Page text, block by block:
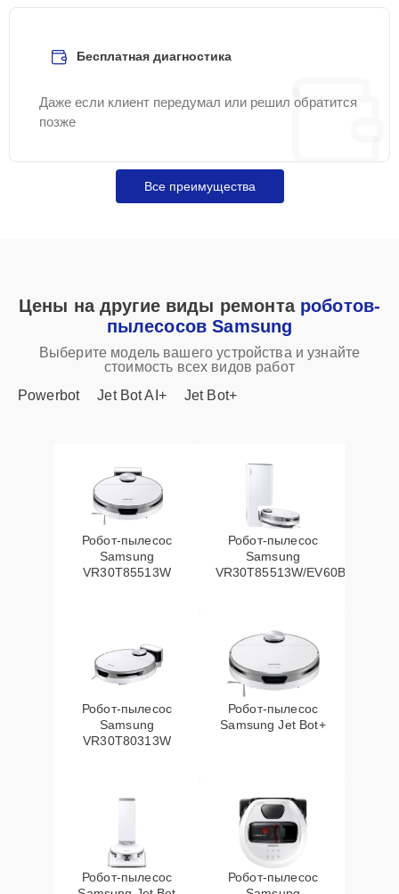
Бесплатная диагностика
Даже если клиент передумал или решил обратится
позже
Все преимущества
Цены на другие виды ремонта роботов-
пылесосов Samsung
Выберите модель вашего устройства и узнайте
стоимость всех видов работ
Powerbot
Jet Bot AI+ Jet Bot+
Робот-пылесос
Samsung
VR30T85513W
Робот-пылесос
Samsung
VR30T85513W/EV60Вт
Робот-пылесос
Samsung
VR30T80313W
Робот-пылесос
Samsung Jet Bot+
Робот-пылесос
Робот-пылесос